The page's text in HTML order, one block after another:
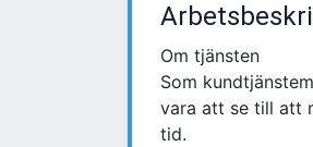
Om tjänsten
Som
vara att se till att
tid.